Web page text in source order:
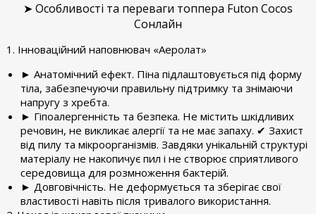
➤ Особливості та переваги топпера Futon Cocos
Сонлайн
1. Інноваційний наповнювач «Аеролат»
► Анатомічний ефект. Піна підлаштовується під форму
тіла, забезпечуючи правильну підтримку та знімаючи
напругу з хребта.
► Гіпоалергенність та безпека. Не містить шкідливих
речовин, не викликає алергії та не має запаху. ✔ Захист
від пилу та мікроорганізмів. Завдяки унікальній структурі
матеріалу не накопичує пил і не створює сприятливого
середовища для розмноження бактерій.
► Довговічність. Не деформується та зберігає свої
властивості навіть після тривалого використання.